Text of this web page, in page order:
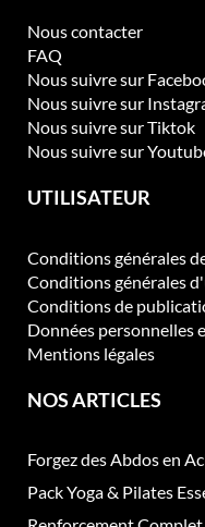
Nous contacter
FAQ
Nous suivre sur
Nous suivre sur
Nous suivre sur Tiktok
Nous suivre sur
UTILISATEUR
Conditions générales
Conditions générales
Conditions de
Données personnelles
Mentions légales
NOS ARTICLES
Forgez des Abdos en
Pack Yoga & Pilates